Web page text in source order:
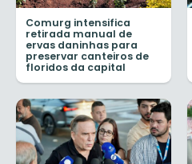
Comurg intensifica
retirada manual de
ervas daninhas para
preservar canteiros de
floridos da capital